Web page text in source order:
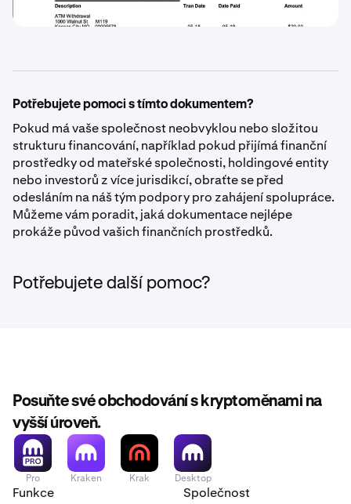
Potřebujete pomoci s tímto dokumentem?
Pokud má vaše společnost neobvyklou nebo složitou
strukturu financování, například pokud přijímá finanční
prostředky od mateřské společnosti, holdingové entity
nebo investorů z více jurisdikcí, obraťte se před
odesláním na náš tým podpory pro zahájení spolupráce.
Můžeme vám poradit, jaká dokumentace nejlépe
prokáže původ vašich finančních prostředků.
Potřebujete další pomoc?
Posuňte své obchodování s kryptoměnami na
vyšší úroveň.
Pro Kraken Krak Desktop
Funkce Společnost